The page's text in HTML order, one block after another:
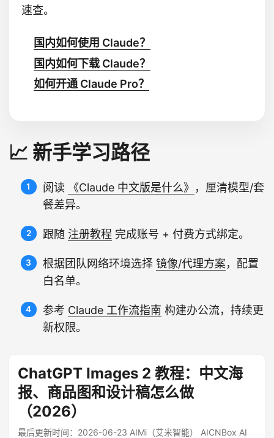
速查。
国内如何使用 Claude？
国内如何下载 Claude？
如何开通 Claude Pro？
📈 新手学习路径
阅读 《Claude 中文版是什么》 ，厘清模型/套
餐差异。
跟随 注册教程 完成账号 + 付费方式绑定。
根据团队网络环境选择 镜像/代理方案，配置
白名单。
参考 Claude 工作流指南 构建办公流，持续更
新权限。
ChatGPT Images 2 教程：中文海
报、商品图和设计稿怎么做
（2026）
最后更新时间：2026-06-23 AIMi（艾米智能） AICNBox AI